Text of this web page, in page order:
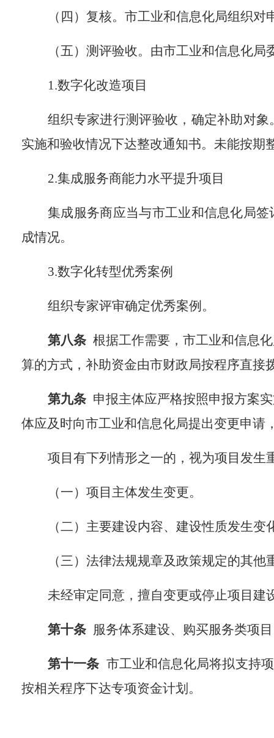
（ 四 ）复核。市工业和信息化局组织对
（五）测评验收。由市工业和信息化
1.数字化改造项目
组织专家进行测评验收，确定补助对象
实施和验收情况下达整改通知书。未能按
2.集成服务商能力水平提升项目
集成服务商应当与市工业和信息化局
成情况。
3.数字化转型优秀案例
组织专家评审确定优秀案例。
第八条 根据工作需要，市工业和信息
算的方式 ， 补助资金由市财政局按程序直接
第九条 申报主体应严格按照申报方案
体应及时向市工业和信息化局提出变更申请
项目有下列情形之一的，视为项目发生
（一）项目主体发生变更。
（二）主要建设内容、建设性质发生变
（三）法律法规规章及政策规定的其他
未经审定 同意 ，擅自变更或停止项目建
第十条 服务体系建设、购买服务类项
第十一条 市工业和信息化局将拟支持
按相关程序下达专项资金计划。